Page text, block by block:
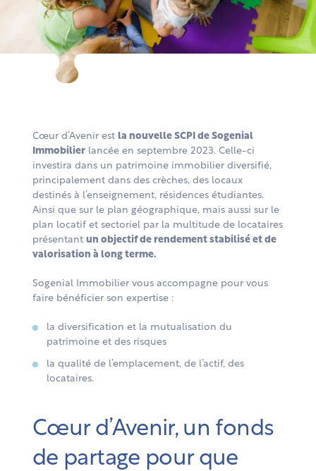
Cœur d’Avenir est la nouvelle SCPI de Sogenial
Immobilier lancée en septembre 2023. Celle-ci
investira dans un patrimoine immobilier diversifié,
principalement dans des crèches, des locaux
destinés à l’enseignement, résidences étudiantes.
Ainsi que sur le plan géographique, mais aussi sur le
plan locatif et sectoriel par la multitude de locataires
présentant un objectif de rendement stabilisé et de
valorisation à long terme.
Sogenial Immobilier vous accompagne pour vous
faire bénéficier son expertise :
la diversification et la mutualisation du
patrimoine et des risques
la qualité de l’emplacement, de l’actif, des
locataires.
Cœur d’Avenir, un fonds
de partage pour que